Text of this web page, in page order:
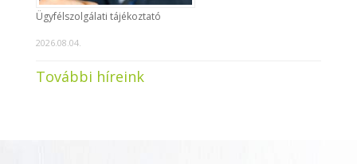
Ügyfélszolgálati tájékoztató
2026.08.04.
További híreink